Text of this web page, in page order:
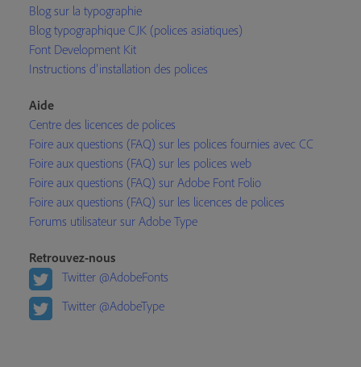
Blog sur la typographie
Blog typographique CJK (polices asiatiques)
Font Development Kit
Instructions d’installation des polices
Aide
Centre des licences de polices
Foire aux questions (FAQ) sur les polices fournies avec CC
Foire aux questions (FAQ) sur les polices web
Foire aux questions (FAQ) sur Adobe Font Folio
Foire aux questions (FAQ) sur les licences de polices
Forums utilisateur sur Adobe Type
Retrouvez-nous
Twitter @AdobeFonts
Twitter @AdobeType